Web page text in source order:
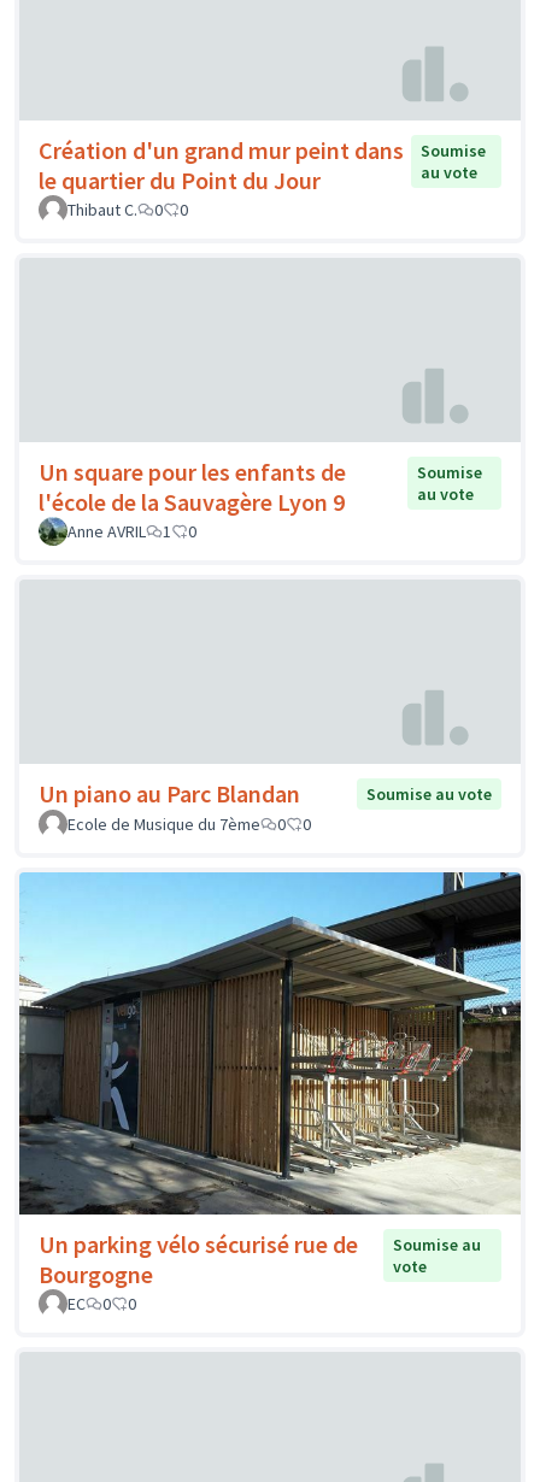
Création d'un grand mur peint dans
le quartier du Point du Jour
Soumise
au vote
Thibaut C.
0 0
Un square pour les enfants de
l'école de la Sauvagère Lyon 9
Soumise
au vote
Anne AVRIL
1 0
Un piano au Parc Blandan
Soumise au vote
Ecole de Musique du 7ème
0 0
Un parking vélo sécurisé rue de
Bourgogne
Soumise au
vote
EC
0 0